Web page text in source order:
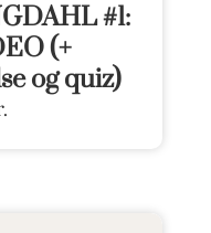
#1:
(+
og quiz)